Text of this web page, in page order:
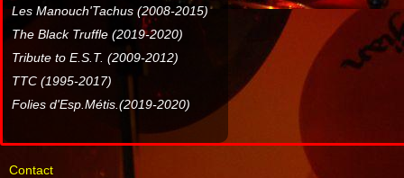
Les Manouch'Tachus (2008-2015)
The Black Truffle (2019-2020)
Tribute to E.S.T. (2009-2012)
TTC (1995-2017)
Folies d'Esp.Métis.(2019-2020)
Contact